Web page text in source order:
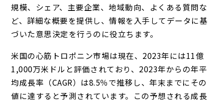
規模、シェア、主要企業、地域動向、よくある質問な
ど、詳細な概要を提供し、情報を入手してデータに基
づいた意思決定を行うのに役立ちます。
米国の心筋トロポニン市場は現在、2023年には11億
1,000万米ドルと評価されており、2023年からの年平
均成長率（CAGR）は8.5％で推移し、年末までにその
値に達すると予測されています。この予想される成長